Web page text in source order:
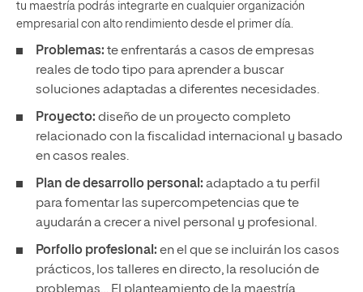
tu maestría podrás integrarte en cualquier organización
empresarial con alto rendimiento desde el primer día.
Problemas: te enfrentarás a casos de empresas
reales de todo tipo para aprender a buscar
soluciones adaptadas a diferentes necesidades.
Proyecto: diseño de un proyecto completo
relacionado con la fiscalidad internacional y basado
en casos reales.
Plan de desarrollo personal: adaptado a tu perfil
para fomentar las supercompetencias que te
ayudarán a crecer a nivel personal y profesional.
Porfolio profesional: en el que se incluirán los casos
prácticos, los talleres en directo, la resolución de